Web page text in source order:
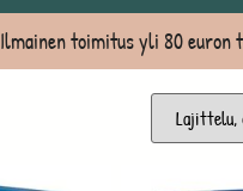
Ilmainen toimitus yli 80 euron